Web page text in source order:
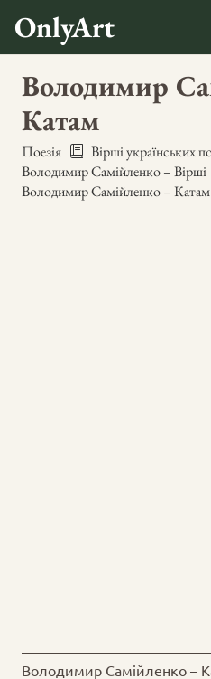
OnlyArt
Володимир
Катам
Поезія
Вірші українських
Володимир Самійленко – Вірші
Володимир Самійленко – Катам
Володимир Самійленко –